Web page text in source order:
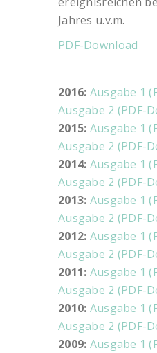
Jahres u.v.m.
PDF-Download
2016: Ausgabe 1
Ausgabe 2 (PDF-
2015: Ausgabe 1
Ausgabe 2 (PDF-
2014: Ausgabe 1
Ausgabe 2 (PDF-
2013: Ausgabe 1
Ausgabe 2 (PDF-
2012: Ausgabe 1
Ausgabe 2 (PDF-
2011: Ausgabe 1
Ausgabe 2 (PDF-
2010: Ausgabe 1
Ausgabe 2 (PDF-
2009: Ausgabe 1